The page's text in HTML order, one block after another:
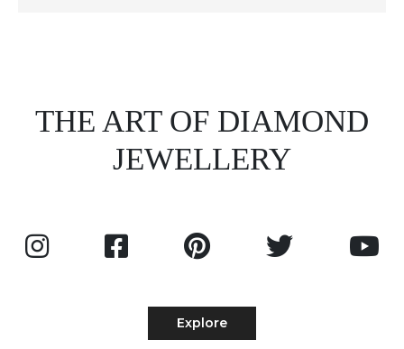
THE ART OF DIAMOND
JEWELLERY
Explore